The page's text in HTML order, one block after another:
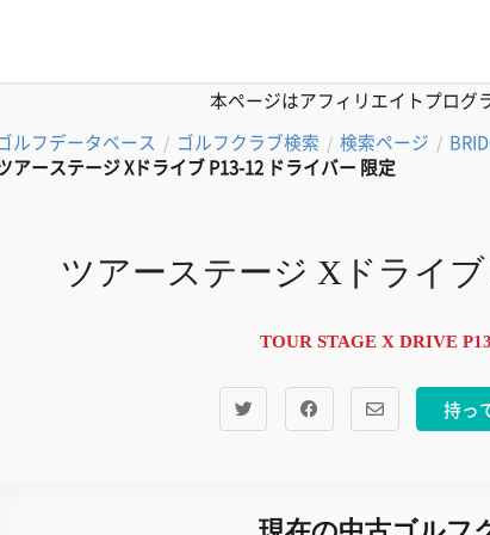
本ページはアフィリエイトプログ
ルフデータベース / ゴルフクラブ検索 / 検索ページ /
アーステージ Xドライブ P13-12 ドライバー 限定
ツアーステージ Xドライ
TOUR STAGE X DRIVE
持っ